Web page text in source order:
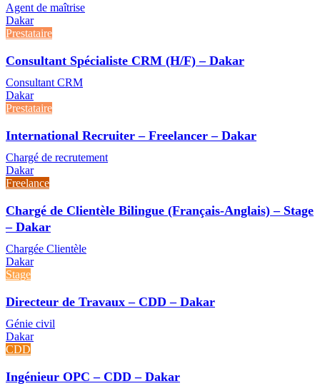
Agent de maîtrise
Dakar
Prestataire
Consultant Spécialiste CRM (H/F) – Dakar
Consultant CRM
Dakar
Prestataire
International Recruiter – Freelancer – Dakar
Chargé de recrutement
Dakar
Freelance
Chargé de Clientèle Bilingue (Français-Anglais) – Stage
– Dakar
Chargée Clientèle
Dakar
Stage
Directeur de Travaux – CDD – Dakar
Génie civil
Dakar
CDD
Ingénieur OPC – CDD – Dakar